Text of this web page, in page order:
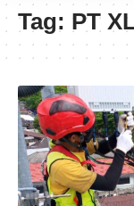
Tag: PT